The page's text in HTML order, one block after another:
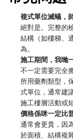
複式單位滅蟻，
絕對是。完整的
結構（如樓梯、
為。
施工期間，我哋
不一定需要完全
所用藥劑類型，
式單位，通常建
施工樓層活動或
價格係咪一定比
通常會更貴，因
於面積、結構複